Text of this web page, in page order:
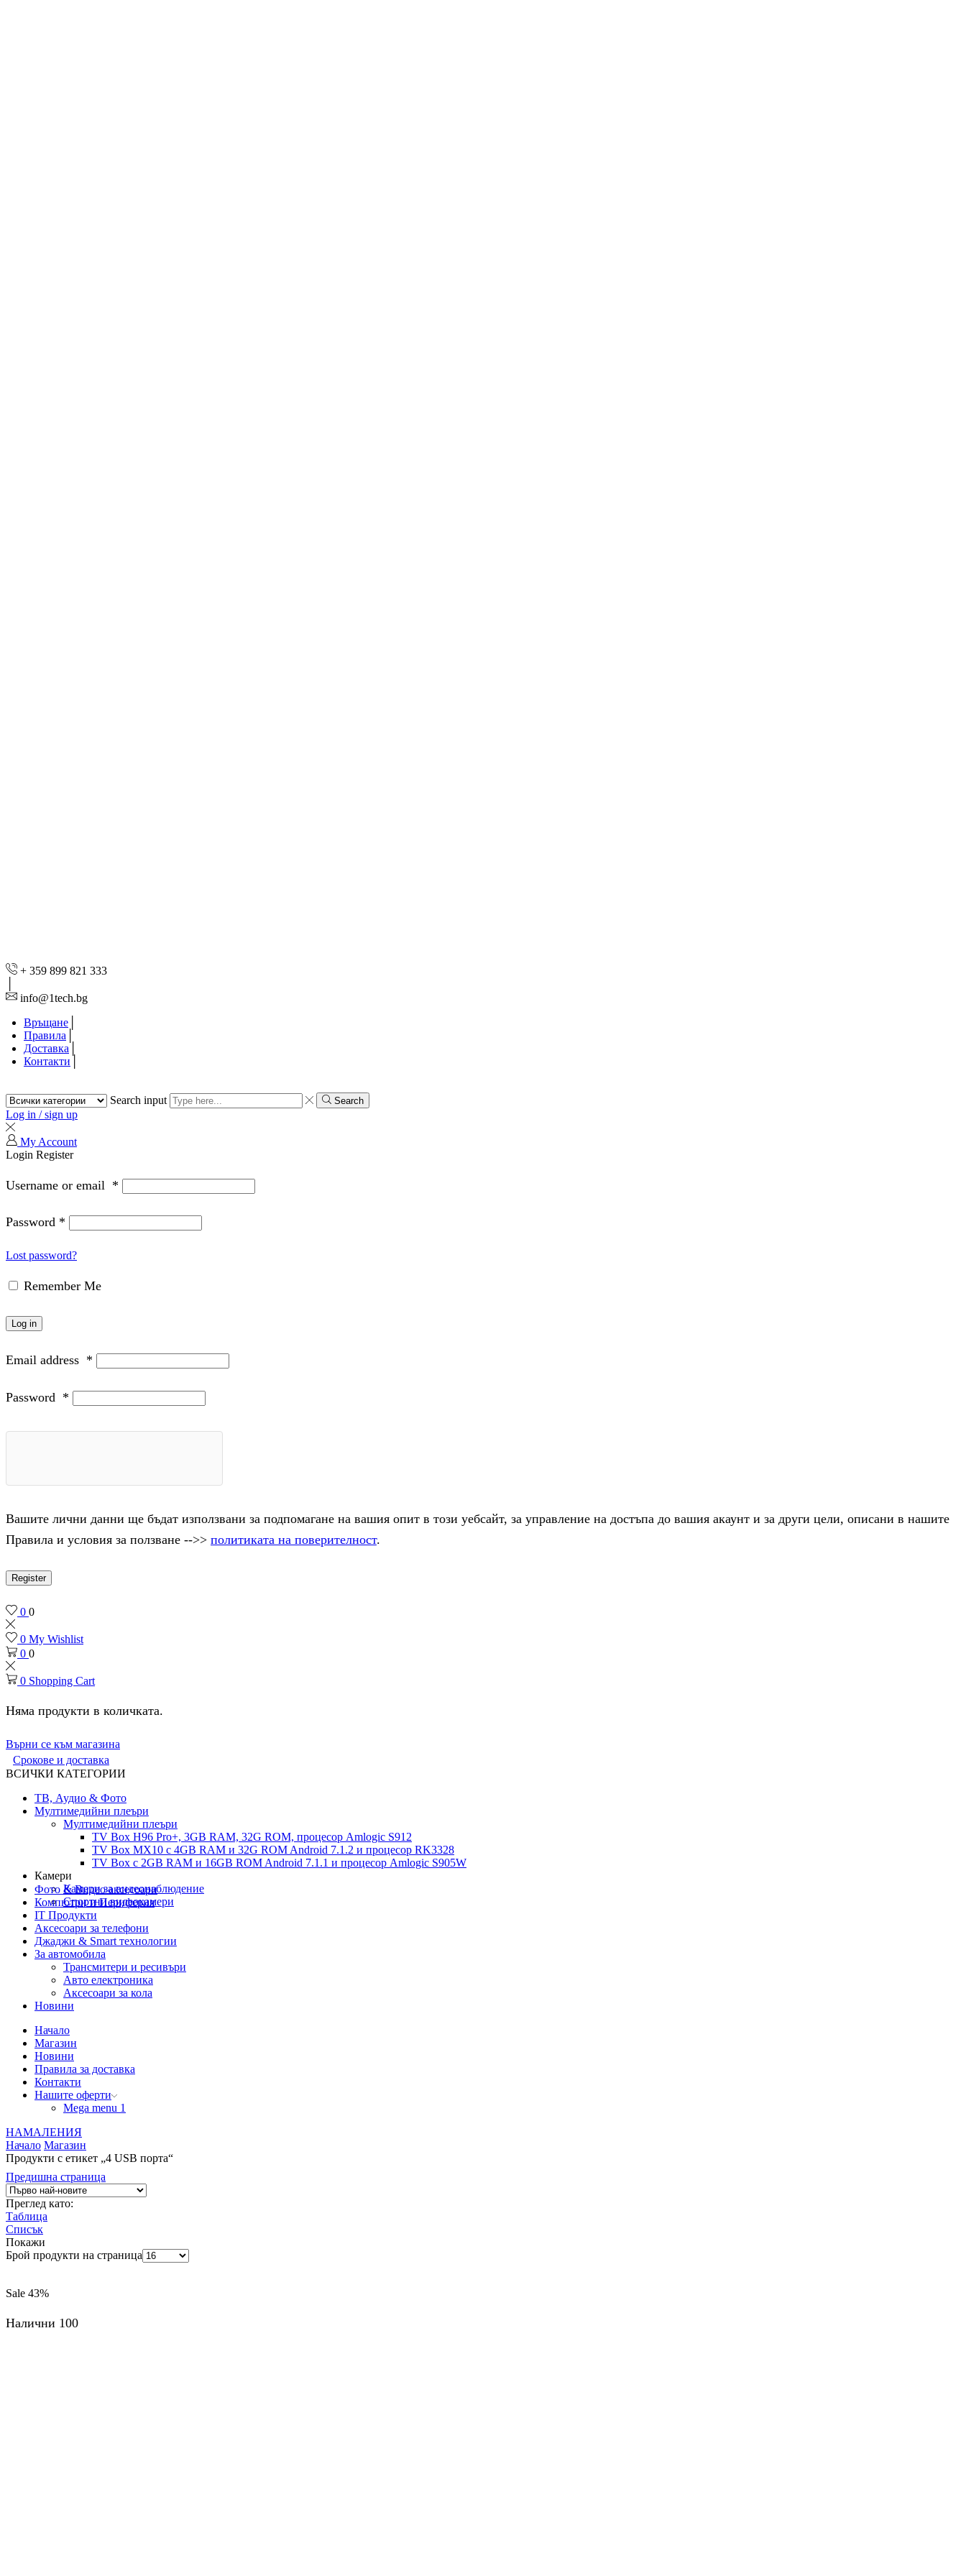
+ 359 899 821 333
info@1tech.bg
Връщане
Правила
Доставка
Контакти
Search input Search
Log in / sign up
My Account
Login Register
Username or email *
Password *
Lost password?
Remember Me
Log in
Email address *
Password *
Вашите лични данни ще бъдат използвани за подпомагане на вашия опит в този уебсайт, за управление на достъпа до вашия акаунт и за други цели, описани в нашите
Правила и условия за ползване -->> политиката на поверителност.
Register
0 0
0 My Wishlist
0 0
0 Shopping Cart
Няма продукти в количката.
Върни се към магазина
Срокове и доставка
ВСИЧКИ КАТЕГОРИИ
ТВ, Аудио & Фото
Мултимедийни плеъри
Мултимедийни плеъри
TV Box H96 Pro+, 3GB RAM, 32G ROM, процесор Amlogic S912
TV Box MX10 с 4GB RAM и 32G ROM Android 7.1.2 и процесор RK3328
TV Box с 2GB RAM и 16GВ ROM Android 7.1.1 и процесор Amlogic S905W
Камери
Камери за видеонаблюдение
Спортни видеокамери
Фото & Видео аксесоари
Компютри и Периферия
IT Продукти
Аксесоари за телефони
Джаджи & Smart технологии
За автомобила
Трансмитери и ресивъри
Авто електроника
Аксесоари за кола
Новини
Начало
Магазин
Новини
Правила за доставка
Контакти
Нашите оферти
Mega menu 1
НАМАЛЕНИЯ
Начало Магазин
Продукти с етикет „4 USB порта“
Предишна страница
Преглед като:
Таблица
Списък
Покажи
Брой продукти на страница
Sale 43%
Налични 100